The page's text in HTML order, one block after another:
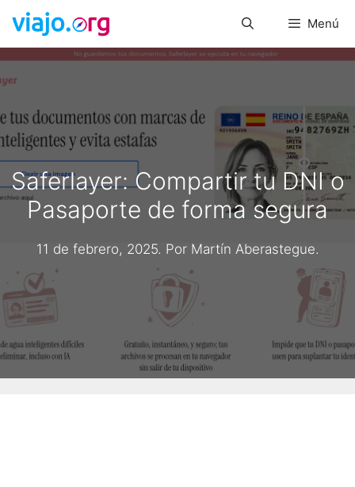
Saltar
contenido
Menú
Saferlayer: Compartir tu DNI o
Pasaporte de forma segura
11 de febrero, 2025. Por Martín Aberastegue.